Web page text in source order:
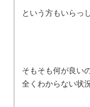
という方もいらっ
そもそも何が良い
全くわからない状